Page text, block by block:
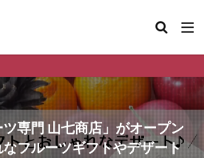
専門 山七商店」がオープン
フルーツギフトやデザート